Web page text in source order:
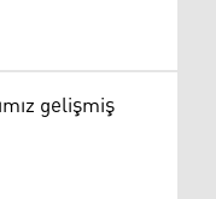
gelişmiş